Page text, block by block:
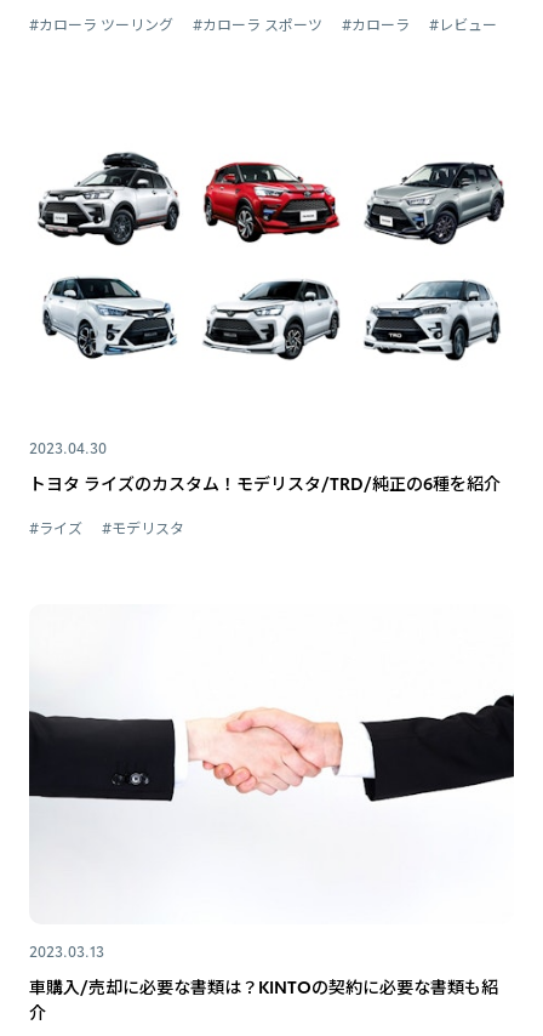
#カローラ ツーリング #カローラ スポーツ #カローラ #レビュー
2023.04.30
トヨタ ライズのカスタム！モデリスタ/TRD/純正の6種を紹介
#ライズ #モデリスタ
2023.03.13
車購入/売却に必要な書類は？KINTOの契約に必要な書類も紹
介